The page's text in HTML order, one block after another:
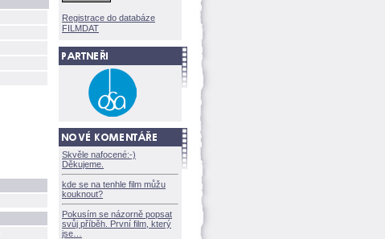
Registrace do databáze
FILMDAT
Skvěle nafocené:-)
Děkujeme.
kde se na tenhle film můžu
kouknout?
Pokusím se názorně popsat
svůj příběh. První film, který
jse